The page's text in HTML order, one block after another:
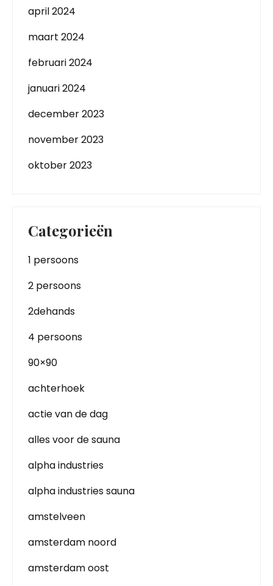
april 2024
maart 2024
februari 2024
januari 2024
december 2023
november 2023
oktober 2023
Categorieën
1 persoons
2 persoons
2dehands
4 persoons
90×90
achterhoek
actie van de dag
alles voor de sauna
alpha industries
alpha industries sauna
amstelveen
amsterdam noord
amsterdam oost